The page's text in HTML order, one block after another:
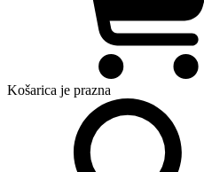
Košarica je prazna